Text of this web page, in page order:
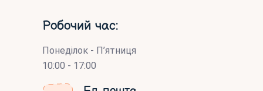
Робочий час:
Понеділок - П’ятниця
10:00 - 17:00